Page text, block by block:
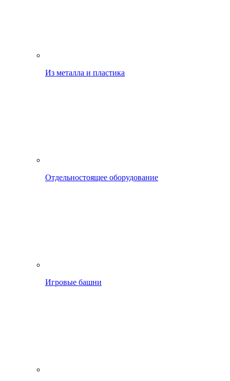
Из металла и пластика
Отдельностоящее оборудование
Игровые башни